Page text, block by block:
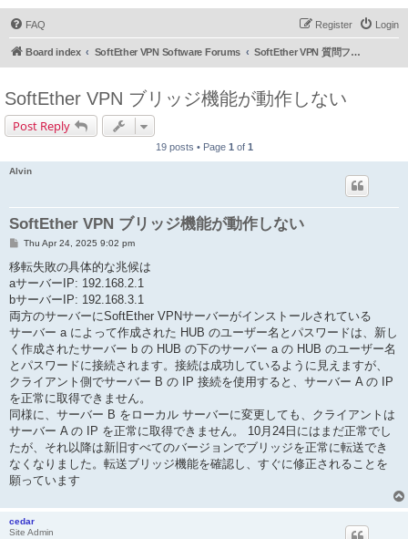
FAQ Login
Register
Board index SoftEther VPN Software Forums SoftEther VPN 質問フォーラム (日本語)
SoftEther VPN ブリッジ機能が動作しない
Post Reply
19 posts • Page 1 of 1
Alvin
SoftEther VPN ブリッジ機能が動作しない
P
s
Thu Apr 24, 2025 9:02 pm
移転失敗の具体的な兆候は
aサーバーIP: 192.168.2.1
bサーバーIP: 192.168.3.1
両方のサーバーにSoftEther VPNサーバーがインストールされている
サーバー a によって作成された HUB のユーザー名とパスワードは、新し
く作成されたサーバー b の HUB の下のサーバー a の HUB のユーザー名
とパスワードに接続されます。接続は成功しているように見えますが、
クライアント側でサーバー B の IP 接続を使用すると、サーバー A の IP
を正常に取得できません。
同様に、サーバー B をローカル サーバーに変更しても、クライアントは
サーバー A の IP を正常に取得できません。 10月24日にはまだ正常でし
たが、それ以降は新旧すべてのバージョンでブリッジを正常に転送でき
なくなりました。転送ブリッジ機能を確認し、すぐに修正されることを
願っています
cedar
Site Admin